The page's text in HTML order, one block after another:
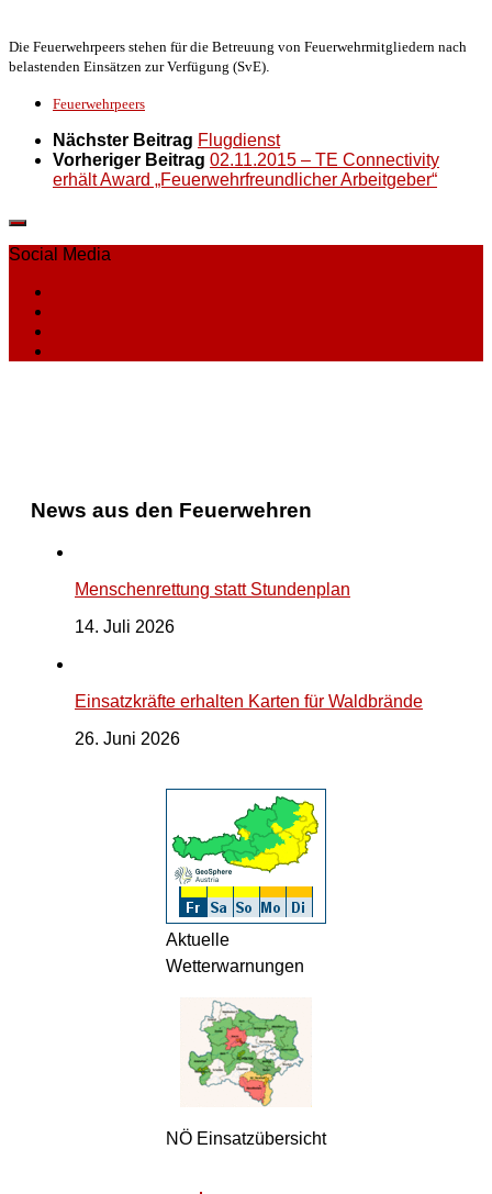
Die Feuerwehrpeers stehen für die Betreuung von Feuerwehrmitgliedern nach
belastenden Einsätzen zur Verfügung (SvE)
Feuerwehrpeers
Nächster Beitrag Flugdienst
Vorheriger Beitrag 02.11.2015 – TE Connectivity
erhält Award „Feuerwehrfreundlicher Arbeitgeber“
Social Media
News aus den Feuerwehren
Menschenrettung statt Stundenplan
14. Juli 2026
Einsatzkräfte erhalten Karten für Waldbrände
26. Juni 2026
Aktuelle
Wetterwarnungen
NÖ Einsatzübersicht